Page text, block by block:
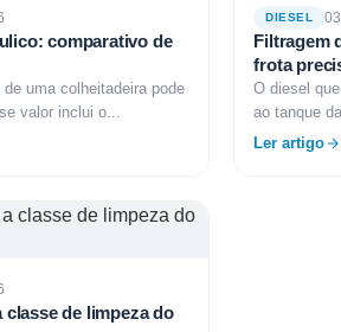
comparativo de
uma colheitadeira pode
valor inclui o...
DIESEL
Filtragem
frota
O diesel
ao tanque
Ler artigo
classe de limpeza do